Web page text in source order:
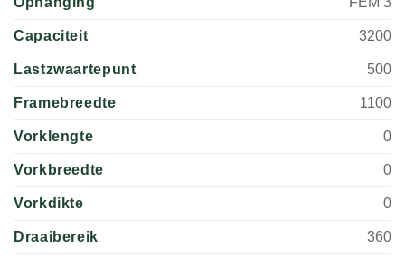
Capaciteit 3200
Lastzwaartepunt 500
Framebreedte 1100
Vorklengte 0
Vorkbreedte 0
Vorkdikte 0
Draaibereik 360